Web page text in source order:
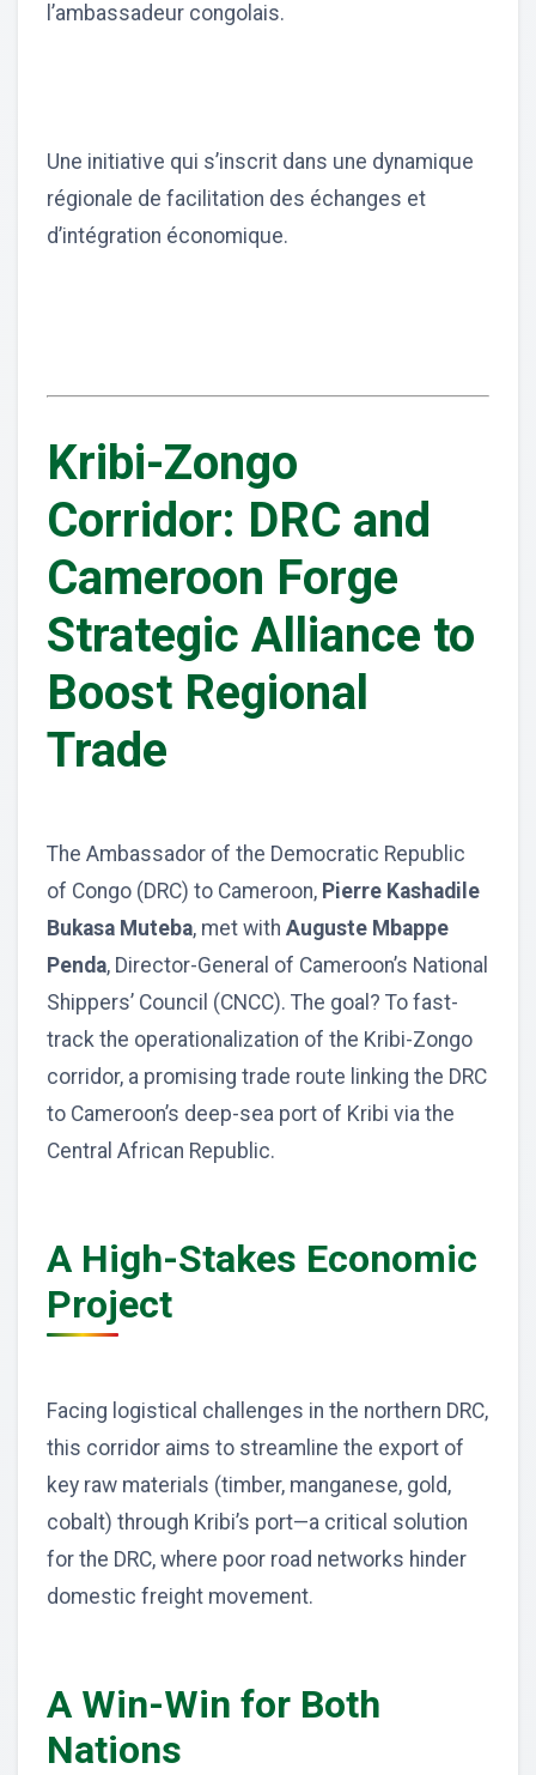
l’ambassadeur congolais.
Une initiative qui s’inscrit dans une dynamique
régionale de facilitation des échanges et
d’intégration économique.
Kribi-Zongo
Corridor: DRC and
Cameroon Forge
Strategic Alliance to
Boost Regional
Trade
The Ambassador of the Democratic Republic
of Congo (DRC) to Cameroon, Pierre Kashadile
Bukasa Muteba, met with Auguste Mbappe
Penda, Director-General of Cameroon’s National
Shippers’ Council (CNCC). The goal? To fast-
track the operationalization of the Kribi-Zongo
corridor, a promising trade route linking the DRC
to Cameroon’s deep-sea port of Kribi via the
Central African Republic.
A High-Stakes Economic
Project
Facing logistical challenges in the northern DRC,
this corridor aims to streamline the export of
key raw materials (timber, manganese, gold,
cobalt) through Kribi’s port—a critical solution
for the DRC, where poor road networks hinder
domestic freight movement.
A Win-Win for Both
Nations